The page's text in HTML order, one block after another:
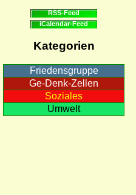
RSS-Feed
iCalendar-Feed
Kategorien
Friedensgruppe
Ge-Denk-Zellen
Soziales
Umwelt